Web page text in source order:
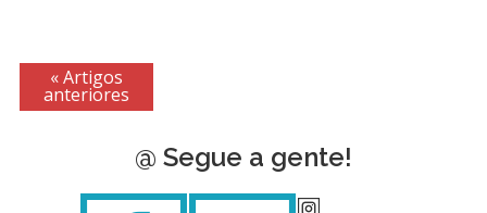
« Artigos
anteriores
@ Segue a gente!